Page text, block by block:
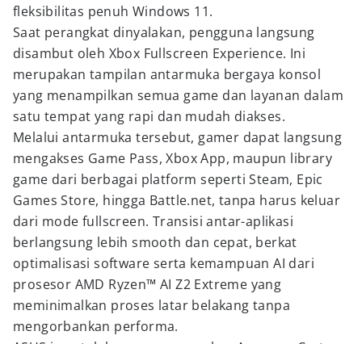
fleksibilitas penuh Windows 11.
Saat perangkat dinyalakan, pengguna langsung
disambut oleh Xbox Fullscreen Experience. Ini
merupakan tampilan antarmuka bergaya konsol
yang menampilkan semua game dan layanan dalam
satu tempat yang rapi dan mudah diakses.
Melalui antarmuka tersebut, gamer dapat langsung
mengakses Game Pass, Xbox App, maupun library
game dari berbagai platform seperti Steam, Epic
Games Store, hingga Battle.net, tanpa harus keluar
dari mode fullscreen. Transisi antar-aplikasi
berlangsung lebih smooth dan cepat, berkat
optimalisasi software serta kemampuan AI dari
prosesor AMD Ryzen™ AI Z2 Extreme yang
meminimalkan proses latar belakang tanpa
mengorbankan performa.